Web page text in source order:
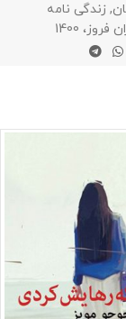
, زندگی نامه
1400